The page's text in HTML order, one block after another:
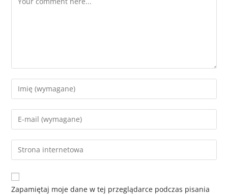
Zapamiętaj moje dane w tej przeglądarce podczas pisania